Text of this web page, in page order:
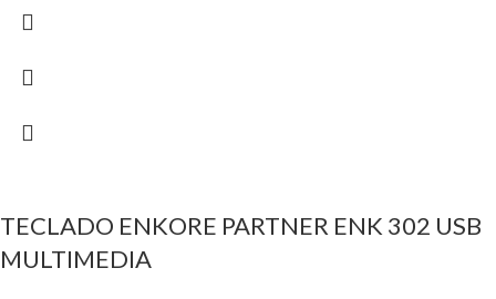
TECLADO ENKORE PARTNER ENK 302 USB
MULTIMEDIA